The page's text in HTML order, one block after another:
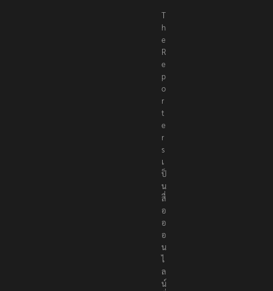
T
h
e
R
e
p
o
r
t
e
r
s
เ
ป็
น
สื่
อ
อ
อ
น
ไ